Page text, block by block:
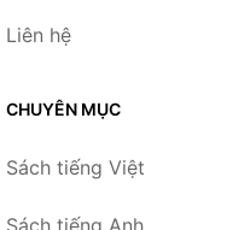
Liên hệ
CHUYÊN MỤC
Sách tiếng Việt
Sách tiếng Anh